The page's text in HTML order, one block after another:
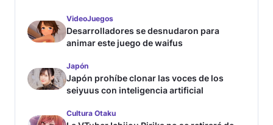
VideoJuegos
Desarrolladores se desnudaron para
animar este juego de waifus
Japón
Japón prohíbe clonar las voces de los
seiyuus con inteligencia artificial
Cultura Otaku